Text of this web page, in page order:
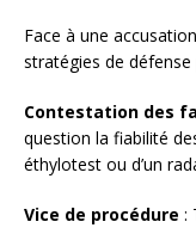
Face à une
stratégies de
Contestation des
question la fiabilité
éthylotest ou d’un
Vice de procédure :